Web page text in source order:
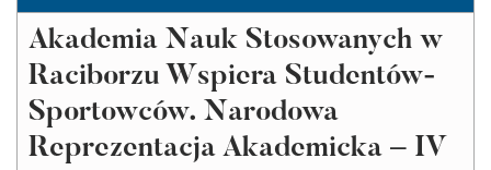
Akademia Nauk Stosowanych w
Raciborzu Wspiera Studentów-
Sportowców. Narodowa
Reprezentacja Akademicka – IV